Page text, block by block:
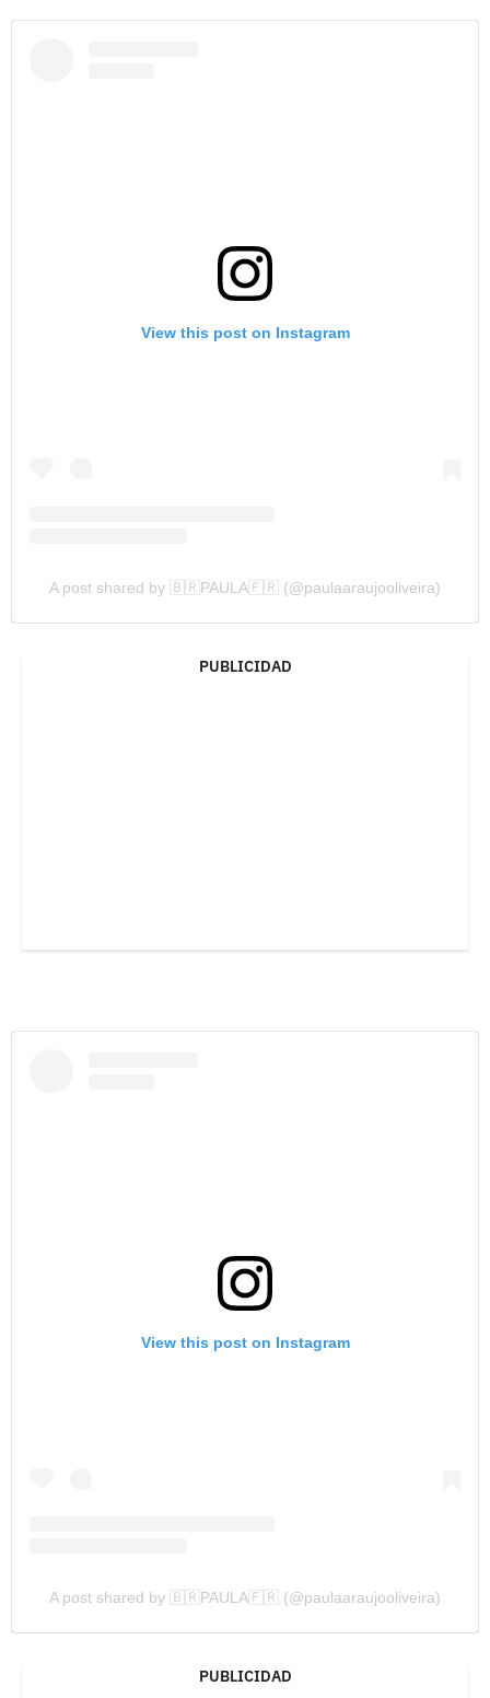
View this post on Instagram
A post shared by 🇧🇷PAULA🇫🇷 (@paulaaraujooliveira)
PUBLICIDAD
View this post on Instagram
A post shared by 🇧🇷PAULA🇫🇷 (@paulaaraujooliveira)
PUBLICIDAD